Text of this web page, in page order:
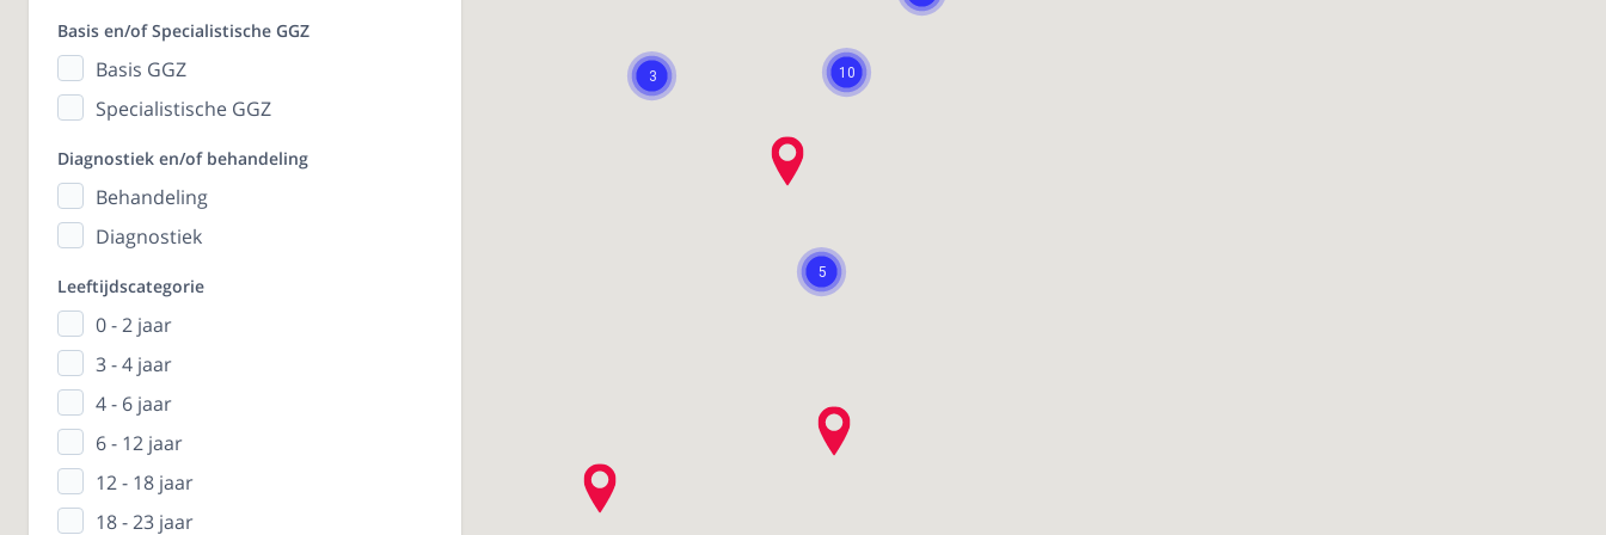
10
5
3
Basis en/of Specialistische GGZ
Basis GGZ
Specialistische GGZ
Diagnostiek en/of behandeling
Behandeling
Diagnostiek
Leeftijdscategorie
0 - 2 jaar
3 - 4 jaar
4 - 6 jaar
6 - 12 jaar
12 - 18 jaar
18 - 23 jaar